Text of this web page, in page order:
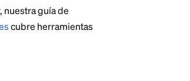
así que confirma tu estatus antes de